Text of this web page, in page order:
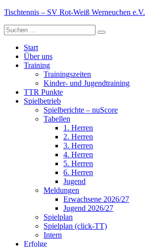
Zum
springen
Tischtennis – SV Rot-Weiß Werneuchen e.V.
Alles über die Abteilung Tischtennis
Suche
nach:
Start
Über uns
Training
Trainingszeiten
Kinder- und Jugendtraining
TTR Punkte
Spielbetrieb
Spielberichte – nuScore
Tabellen
1. Herren
2. Herren
3. Herren
4. Herren
5. Herren
6. Herren
Jugend
Meldungen
Erwachsene 2026/27
Jugend 2026/27
Spielplan
Spielplan (click-TT)
Intern
Erfolge